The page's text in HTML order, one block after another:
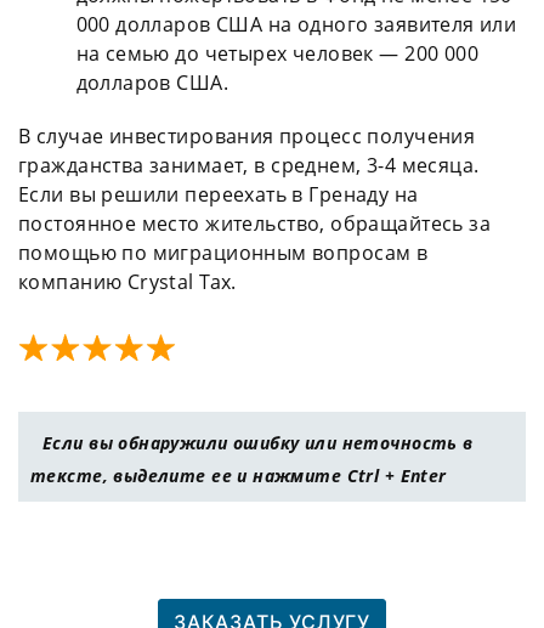
000 долларов США на одного заявителя или
на семью до четырех человек — 200 000
долларов США.
В случае инвестирования процесс получения
гражданства занимает, в среднем, 3-4 месяца.
Если вы решили переехать в Гренаду на
постоянное место жительство, обращайтесь за
помощью по миграционным вопросам в
компанию Crystal Tax.
Если вы обнаружили ошибку или неточность в
тексте, выделите ее и нажмите Ctrl + Enter
ЗАКАЗАТЬ УСЛУГУ